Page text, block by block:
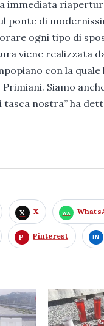
immediata
ponte di
ogni tipo di
viene realizzata
con la
Siamo
tasca nostra” ha
X
Pinterest